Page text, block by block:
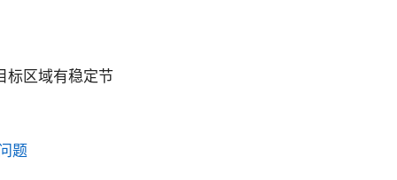
标区域有稳定节
题